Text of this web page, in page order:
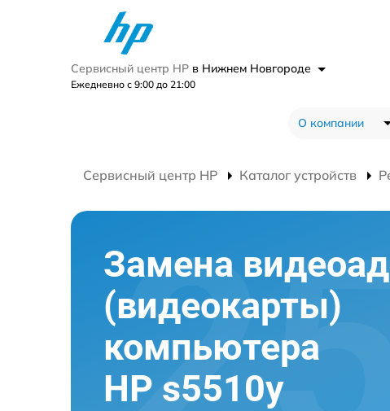
Сервисный центр HP в Нижнем Новгороде
Ежедневно с 9:00 до 21:00
О компании
Сервисный центр HP Каталог устройств
Замена
(видеокарты)
компьютера
HP s5510y